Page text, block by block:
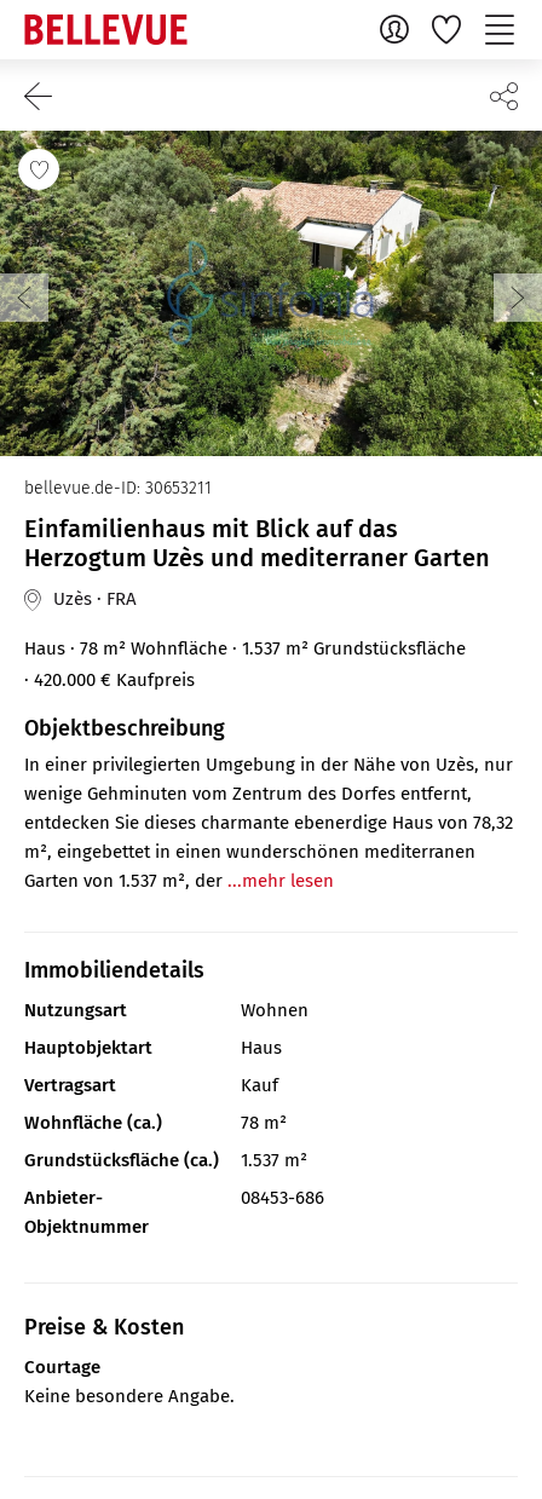
bellevue.de-ID: 30653211
Einfamilienhaus mit Blick auf das
Herzogtum Uzès und mediterraner Garten
Uzès · FRA
Haus · 78 m² Wohnfläche · 1.537 m² Grundstücksfläche
· 420.000 € Kaufpreis
Objektbeschreibung
In einer privilegierten Umgebung in der Nähe von Uzès, nur
wenige Gehminuten vom Zentrum des Dorfes entfernt,
entdecken Sie dieses charmante ebenerdige Haus von 78,32
m², eingebettet in einen wunderschönen mediterranen
Garten von 1.537 m², der ...mehr lesen
Immobiliendetails
Nutzungsart
Wohnen
Hauptobjektart
Haus
Vertragsart
Kauf
Wohnfläche (ca.)
78 m²
Grundstücksfläche (ca.)
1.537 m²
Anbieter-
Objektnummer
08453-686
Preise & Kosten
Courtage
Keine besondere Angabe.